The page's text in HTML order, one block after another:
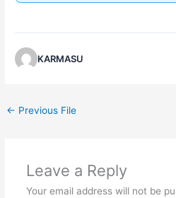
KARMASU
← Previous File
Leave a Reply
Your email address will not be